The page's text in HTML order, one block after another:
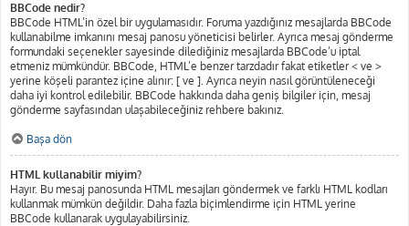
BBCode nedir?
BBCode HTML’in özel bir uygulamasıdır. Foruma yazdığınız mesajlarda BBCode
kullanabilme imkanını mesaj panosu yöneticisi belirler. Ayrıca mesaj gönderme
formundaki seçenekler sayesinde dilediğiniz mesajlarda BBCode’u iptal
etmeniz mümkündür. BBCode, HTML’e benzer tarzdadır fakat etiketler < ve >
yerine köşeli parantez içine alınır: [ ve ]. Ayrıca neyin nasıl görüntüleneceği
daha iyi kontrol edilebilir. BBCode hakkında daha geniş bilgiler için, mesaj
gönderme sayfasından ulaşabileceğiniz rehbere bakınız.
Başa dön
HTML kullanabilir miyim?
Hayır. Bu mesaj panosunda HTML mesajları göndermek ve farklı HTML kodları
kullanmak mümkün değildir. Daha fazla biçimlendirme için HTML yerine
BBCode kullanarak uygulayabilirsiniz.